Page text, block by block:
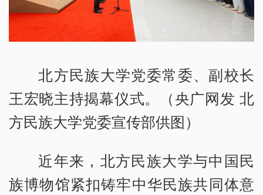
北方民族大学党委常委、副校长
王宏晓主持揭幕仪式。（央广网发 北
方民族大学党委宣传部供图）
近年来，北方民族大学与中国民
族博物馆紧扣铸牢中华民族共同体意